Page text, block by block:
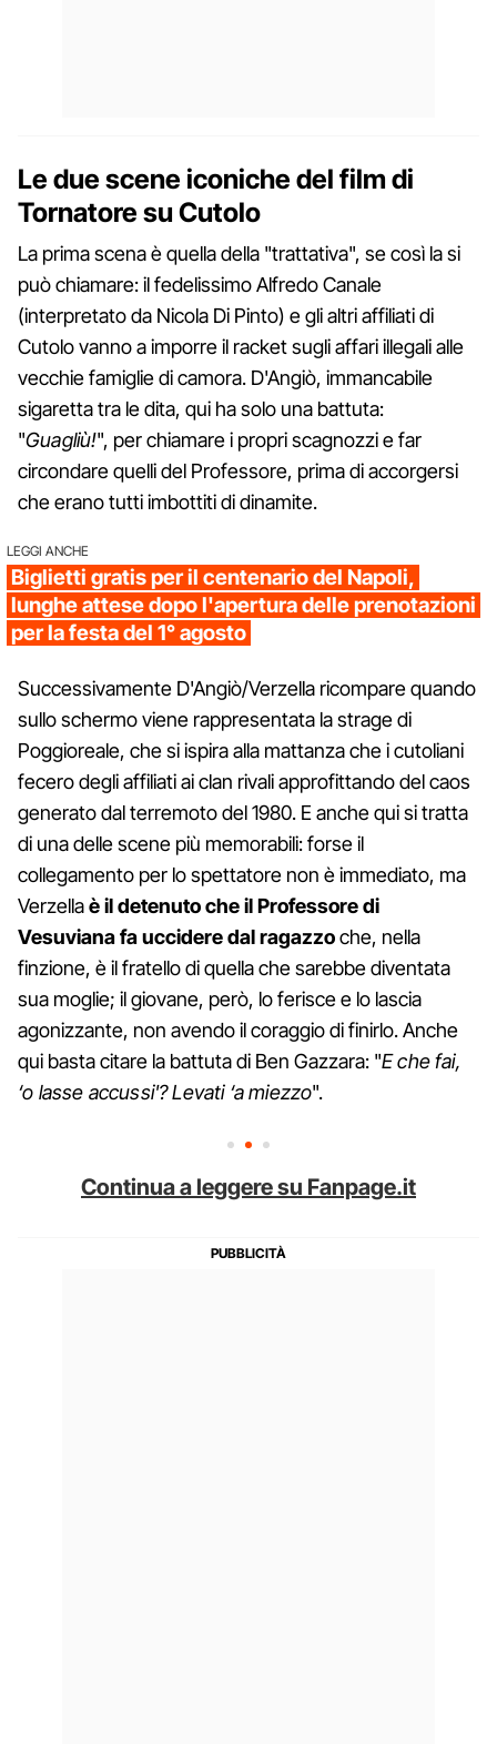
Le due scene iconiche del film di
Tornatore su Cutolo
La prima scena è quella della "trattativa", se così la si
può chiamare: il fedelissimo Alfredo Canale
(interpretato da Nicola Di Pinto) e gli altri affiliati di
Cutolo vanno a imporre il racket sugli affari illegali alle
vecchie famiglie di camora. D'Angiò, immancabile
sigaretta tra le dita, qui ha solo una battuta:
"Guagliù!", per chiamare i propri scagnozzi e far
circondare quelli del Professore, prima di accorgersi
che erano tutti imbottiti di dinamite.
LEGGI ANCHE
Biglietti gratis per il centenario del Napoli,
lunghe attese dopo l'apertura delle prenotazioni
per la festa del 1° agosto
Successivamente D'Angiò/Verzella ricompare quando
sullo schermo viene rappresentata la strage di
Poggioreale, che si ispira alla mattanza che i cutoliani
fecero degli affiliati ai clan rivali approfittando del caos
generato dal terremoto del 1980. E anche qui si tratta
di una delle scene più memorabili: forse il
collegamento per lo spettatore non è immediato, ma
Verzellaè il detenuto che il Professore di
Vesuviana fa uccidere dal ragazzoche, nella
finzione, è il fratello di quella che sarebbe diventata
sua moglie; il giovane, però, lo ferisce e lo lascia
agonizzante, non avendo il coraggio di finirlo. Anche
qui basta citare la battuta di Ben Gazzara: "E che fai,
‘o lasse accussi'? Levati ‘a miezzo".
Continua a leggere su Fanpage.it